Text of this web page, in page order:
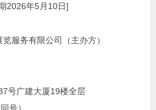
2026年5月10日]
服务有限公司（主办方）
号广建大厦19楼全层
号）